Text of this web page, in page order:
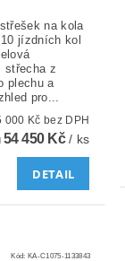
na kola
jízdních kol
střecha z
plechu a
pro...
od 45 000 Kč bez DPH
54 450 Kč/ ks
DETAIL
Kód:KA-C1075-1133843